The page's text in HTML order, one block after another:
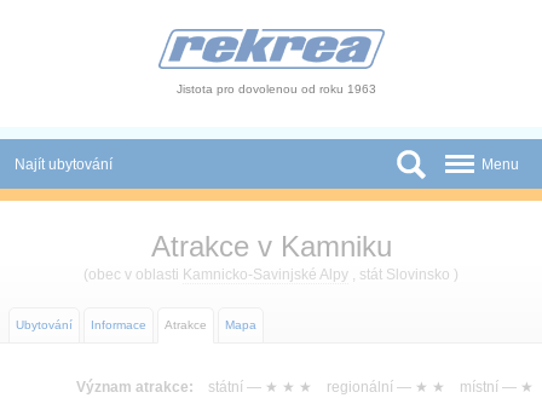
Jistota pro dovolenou od roku 1963
Najít ubytování
Slevy a Last Minute
Autobusové zájezdy
Menu
Atrakce v Kamniku
(obec v oblasti Kamnicko-Savinjské Alpy , stát Slovinsko )
Ubytování Informace Atrakce Mapa
Význam atrakce: státní — ★ ★ ★ regionální — ★ ★ místní — ★